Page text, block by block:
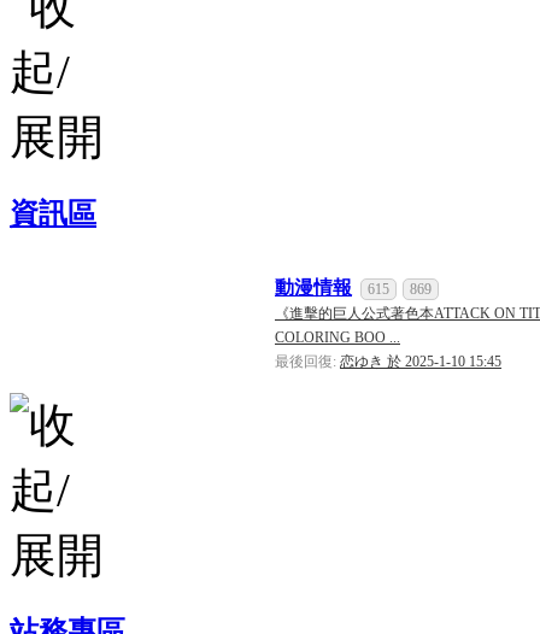
資訊區
動漫情報 615
869
《進擊的巨人公式著色本ATTACK ON
COLORING BOO ...
最後回復: 恋ゆき 於 2025-1-10 15:45